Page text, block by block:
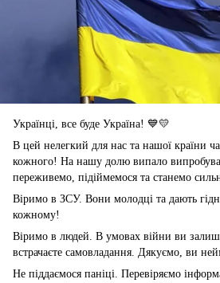
Українці, все буде Україна! 💙💛
В цей нелегкий для нас та нашої країни
кожного! На нашу долю випало
переживемо, підіймемося та станемо
Віримо в ЗСУ. Вони молодці та дають
кожному!
Віримо в людей. В умовах війни ви
встрачаєте самовладання. Дякуємо, ви
Не піддаємося паніці. Перевіряємо